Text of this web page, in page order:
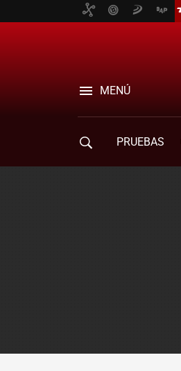
MENÚ
PRUEBAS